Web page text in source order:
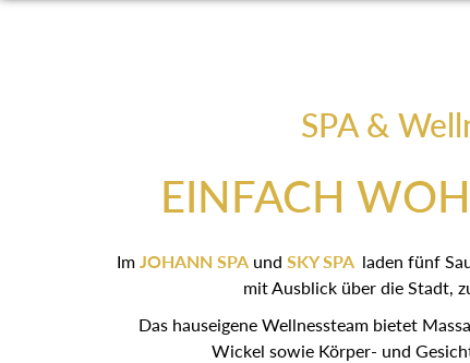
SPA &
EINFACH
Im JOHANN SPA und SKY SPA laden fünf
mit Ausblick über die Stadt,
Das hauseigene Wellnessteam bietet
Wickel sowie Körper- und